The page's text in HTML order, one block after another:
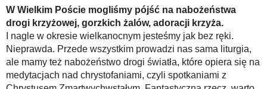
W Wielkim Poście mogliśmy pójść na nabożeństwa
drogi krzyżowej, gorzkich żalów, adoracji krzyża.
I nagle w okresie wielkanocnym jesteśmy jak bez ręki.
Nieprawda. Przede wszystkim prowadzi nas sama liturgia,
ale mamy też nabożeństwo drogi światła, które opiera się na
medytacjach nad chrystofaniami, czyli spotkaniami z